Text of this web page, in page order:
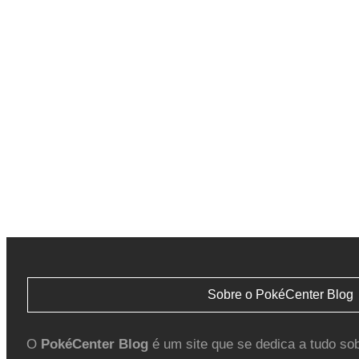
Sobre o PokéCenter Blog
O PokéCenter Blogé um site que se dedica a tudo